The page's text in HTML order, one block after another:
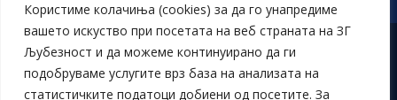
Користиме колачиња (cookies) за да го унапредиме
вашето искуство при посетата на веб страната на ЗГ
Љубезност и да можеме континуирано да ги
подобруваме услугите врз база на анализата на
статистичките податоци добиени од посетите. За
Политика на приватност